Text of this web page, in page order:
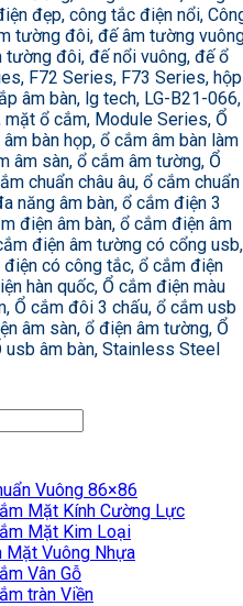
đẹp, công tắc điện nổi,
tường đôi, đế âm tường
đôi, đế nổi vuông, đế ổ
F72 Series, F73 Series, hộp
âm bàn, lg tech, LG-B21-066,
ổ cắm, Module Series, Ổ
bàn họp, ổ cắm âm bàn làm
âm sàn, ổ cắm âm tường, Ổ
chuẩn châu âu, ổ cắm chuẩn
năng âm bàn, ổ cắm điện 3
điện âm bàn, ổ cắm điện âm
điện âm tường có cổng usb,
có công tắc, ổ cắm điện
hàn quốc, Ổ cắm điện màu
Ổ cắm đôi 3 chấu, ổ cắm usb
âm sàn, ổ điện âm tường, Ổ
usb âm bàn, Stainless Steel
Vuông 86×86
Mặt Kính Cường Lực
Mặt Kim Loại
Mặt Vuông Nhựa
Vân Gỗ
tràn Viền